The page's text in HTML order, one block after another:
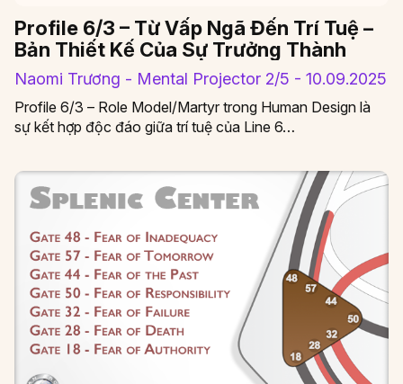
Profile 6/3 – Từ Vấp Ngã Đến Trí Tuệ –
Bản Thiết Kế Của Sự Trưởng Thành
Naomi Trương - Mental Projector 2/5 - 10.09.2025
Profile 6/3 – Role Model/Martyr trong Human Design là
sự kết hợp độc đáo giữa trí tuệ của Line 6…